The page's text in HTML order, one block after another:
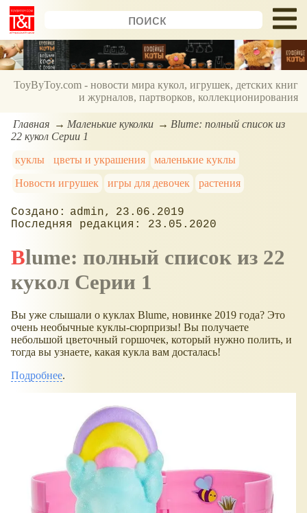
ToyByToy.com - новости мира кукол, игрушек, детских книг
и журналов, партворков, коллекционирования
Главная Маленькие куколки
Blume: полный список из
22 кукол Серии 1
куклы
цветы и украшения
маленькие куклы
Новости игрушек
игры для девочек растения
admin
23.06.2019
23.05.2020
Blume: полный список из 22
кукол Серии 1
Вы уже слышали о куклах Blume, новинке 2019 года? Это
очень необычные куклы-сюрпризы! Вы получаете
небольшой цветочный горшочек, который нужно полить, и
тогда вы узнаете, какая кукла вам досталась!
Подробнее.